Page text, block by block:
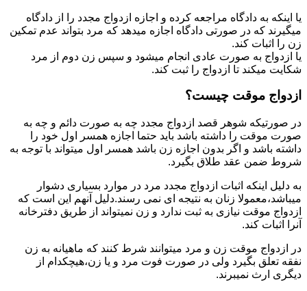
یا اینکه به دادگاه مراجعه کرده و اجازه ازدواج مجدد را از دادگاه
میگیرند که در صورتی دادگاه اجازه میدهد که مرد بتواند عدم تمکین
زن را اثبات کند.
یا ازدواج به صورت عادی انجام میشود و سپس زن دوم از مرد
شکایت میکند تا ازدواج را ثبت کند.
ازدواج موقت چیست؟
در صورتیکه شوهر قصد ازدواج مجدد چه به صورت دائم و چه به
صورت موقت را داشته باشد باید حتما اجازه همسر اول خود را
داشته باشد و اگر بدون اجازه زن باشد همسر اول میتواند با توجه به
شروط ضمن عقد طلاق بگیرد.
به دلیل اینکه اثبات ازدواج مجدد مرد در موارد بسیاری دشوار
میباشد،معمولا زنان به نتیجه ای نمی رسند.دلیل آنهم این است که
ازدواج موقت نیازی به ثبت ندارد و زن نمیتواند از طریق دفترخانه
آنرا اثبات کند.
در ازدواج موقت زن و مرد میتوانند شرط کنند که ماهیانه به زن
نفقه تعلق بگیرد ولی در صورت فوت مرد و یا زن،هیچکدام از
دیگری ارث نمیبرند.